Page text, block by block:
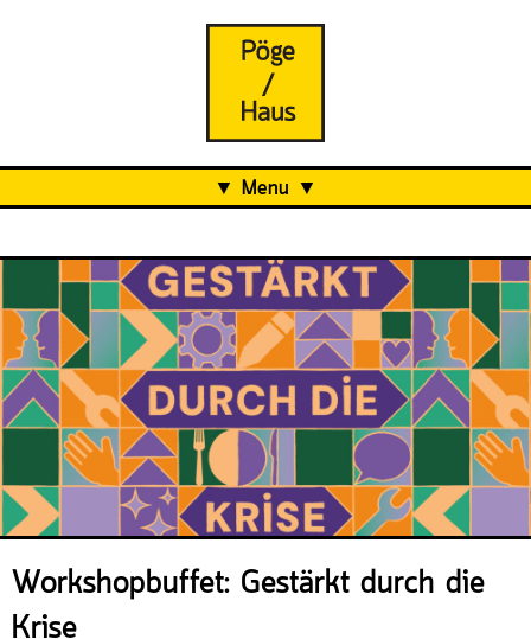
Menu
Projects
Über uns
Was ist das Pöge-Haus?
Team
Organisation
Mitarbeit
Veranstaltungsrückblick
Kontakt und Anfahrt
Workshopbuffet: Gestärkt durch die
Krise